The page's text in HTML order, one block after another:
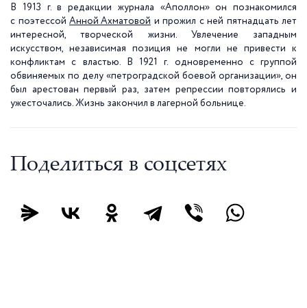
В 1913 г. в редакции журнала «Аполлон» он познакомился
с поэтессой Анной Ахматовой и прожил с ней пятнадцать лет
интересной, творческой жизни. Увлечение западным
искусством, независимая позиция не могли не привести к
конфликтам с властью. В 1921 г. одновременно с группой
обвиняемых по делу «петроградской боевой организации», он
был арестован первый раз, затем репрессии повторялись и
ужесточались. Жизнь закончил в лагерной больнице.
Поделиться в соцсетях